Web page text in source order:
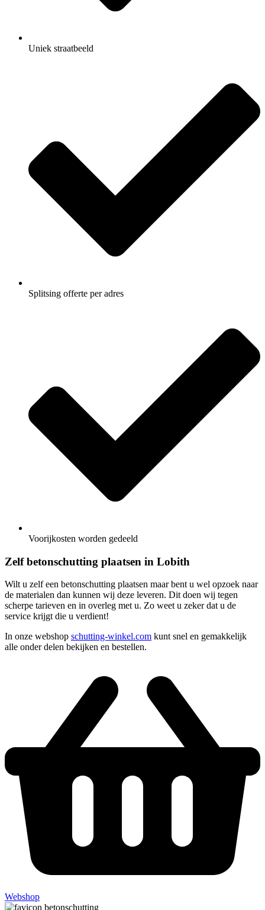
Uniek straatbeeld
Splitsing offerte per adres
Voorijkosten worden gedeeld
Zelf betonschutting plaatsen in Lobith
Wilt u zelf een betonschutting plaatsen maar bent u wel opzoek naar
de materialen dan kunnen wij deze leveren. Dit doen wij tegen
scherpe tarieven en in overleg met u. Zo weet u zeker dat u de
service krijgt die u verdient!
In onze webshop schutting-winkel.com kunt snel en gemakkelijk
alle onder delen bekijken en bestellen.
Webshop